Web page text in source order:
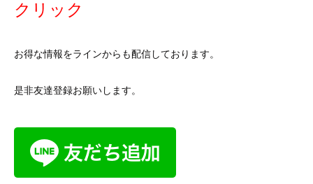
クリック
お得な情報をラインからも配信しております。
是非友達登録お願いします。